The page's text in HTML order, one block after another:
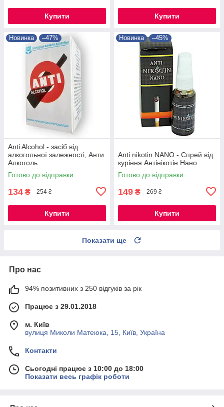
Купити Купити
Новинка –47%
Anti Alcohol - засіб від
алкогольної залежності, Анти
Алкоголь
Готово до відправки
134 ₴ 254 ₴
Купити
Новинка –45%
Anti nikotin NANO - Спрей від
куріння Антінікотін Нано
Готово до відправки
149 ₴ 269 ₴
Купити
Показати ще
Про нас
94% позитивних з 250 відгуків за рік
Працює з 29.01.2018
м. Київ
вулиця Миколи Матеюка, 15, Київ, Україна
Контакти
Сьогодні працює з 10:00 до 18:00
Показати весь графік роботи